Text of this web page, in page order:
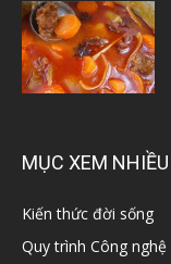
MỤC XEM NHIỀU
Kiến thức đời sống
Quy trình Công nghệ